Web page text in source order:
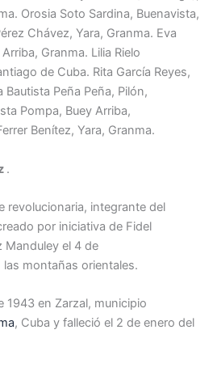
Orosia Soto Sardina, Buenavista,
Chávez, Yara, Granma. Eva
Granma. Lilia Rielo
de Cuba. Rita García Reyes,
Peña Peña, Pilón,
Pompa, Buey Arriba,
Benítez, Yara, Granma.
.
revolucionaria, integrante del
por iniciativa de Fidel
Manduley el 4 de
montañas orientales.
1943 en Zarzal, municipio
, Cuba y falleció el 2 de enero del